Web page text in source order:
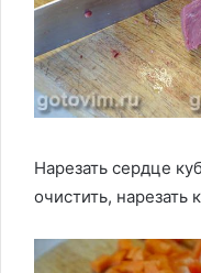
Нарезать сердце
очистить, нарезать